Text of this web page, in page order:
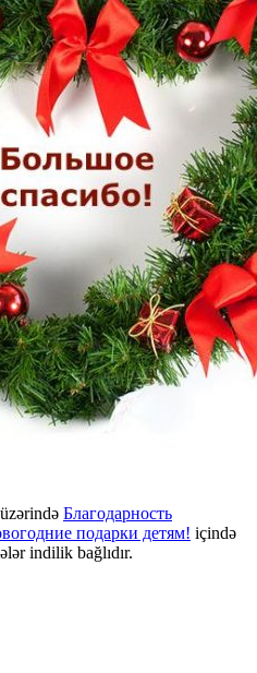
üzərində Благодарность
подарки детям! içində
indilik bağlıdır.